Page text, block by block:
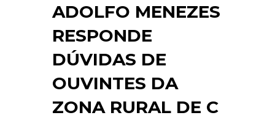
ADOLFO MENEZES
RESPONDE
DÚVIDAS DE
OUVINTES DA
ZONA RURAL DE C